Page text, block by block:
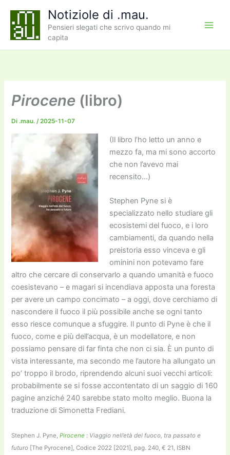
contenuto
Notiziole di .mau.
Pensieri slegati che scrivo quando mi
capita
Pirocene (libro)
Di .mau./2025-11-07
(Il libro l’ho letto un anno e
mezzo fa, ma mi sono accorto
che non l’avevo mai
recensito…)
Stephen Pyne si è
specializzato nello studiare gli
ecosistemi del fuoco, e i loro
cambiamenti, da quando nella
preistoria esso vinceva e gli
ominini non potevamo fare
altro che cercare di conservarlo a quando umanità e fuoco
coesistevano – e magari si incendiava apposta una foresta
per avere un campo concimato – a oggi, dove cerchiamo di
nascondere il fuoco il più possibile anche se ogni tanto
esso riesce comunque a sfuggire. Il punto di Pyne è che il
fuoco, come e più dell’acqua, è un modellatore, e non
possiamo pensare di far finta che non ci sia. È un punto di
vista interessante, ma secondo me l’autore ha allungato un
po’ troppo il brodo, riprendendo alcuni suoi vecchi articoli:
probabilmente se si fosse accontentato di un saggio di 160
pagine anziché 240 sarebbe stato molto meglio. Buona la
traduzione di Simonetta Frediani.
Stephen J. Pyne,Pirocene : Viaggio nell’età del fuoco, tra passato e
futuro [The Pyrocene], Codice 2022 [2021], pag. 240, € 21, ISBN